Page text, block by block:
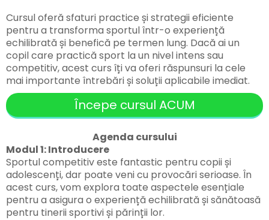
Cursul oferă sfaturi practice și strategii eficiente
pentru a transforma sportul într-o experiență
echilibrată și benefică pe termen lung. Dacă ai un
copil care practică sport la un nivel intens sau
competitiv, acest curs îți va oferi răspunsuri la cele
mai importante întrebări și soluții aplicabile imediat.
Începe cursul ACUM
Agenda cursului
Modul 1: Introducere
Sportul competitiv este fantastic pentru copii și
adolescenți, dar poate veni cu provocări serioase. În
acest curs, vom explora toate aspectele esențiale
pentru a asigura o experiență echilibrată și sănătoasă
pentru tinerii sportivi și părinții lor.